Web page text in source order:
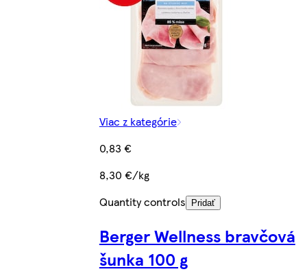
Viac z kategórie
0,83 €
8,30 €/kg
Quantity controls
Pridať
Berger Wellness bravčová
šunka 100 g